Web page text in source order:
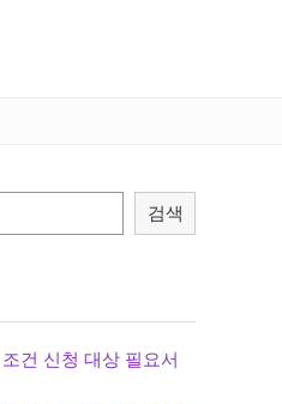
검색
건 신청 대상 필요서